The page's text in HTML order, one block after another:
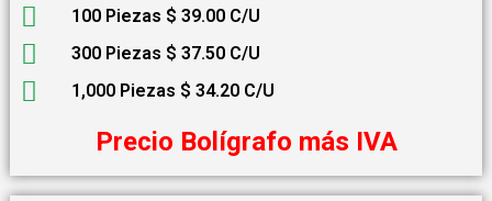
100 Piezas $ 39.00 C/U
300 Piezas $ 37.50 C/U
1,000 Piezas $ 34.20 C/U
Precio Bolígrafo más IVA